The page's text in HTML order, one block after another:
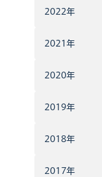
2022年
2021年
2020年
2019年
2018年
2017年